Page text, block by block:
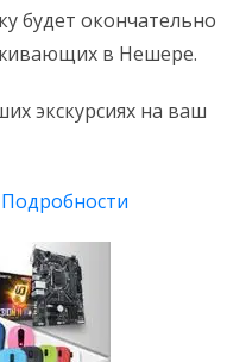
будет окончательно
в Нешере.
экскурсиях на ваш
Подробности